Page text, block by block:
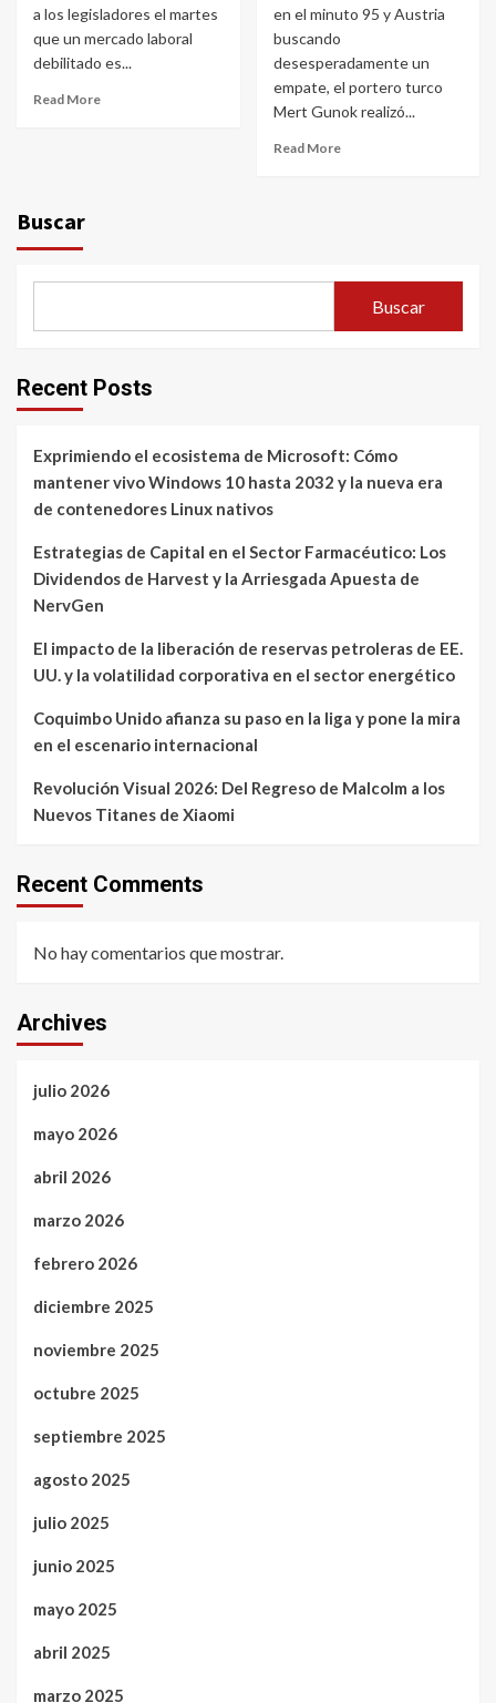
a los legisladores el martes
que un mercado laboral
debilitado es...
Read More
en el minuto 95 y Austria
buscando
desesperadamente un
empate, el portero turco
Mert Gunok realizó...
Read More
Buscar
Buscar
Recent Posts
Exprimiendo el ecosistema de Microsoft: Cómo
mantener vivo Windows 10 hasta 2032 y la nueva era
de contenedores Linux nativos
Estrategias de Capital en el Sector Farmacéutico: Los
Dividendos de Harvest y la Arriesgada Apuesta de
NervGen
El impacto de la liberación de reservas petroleras de EE.
UU. y la volatilidad corporativa en el sector energético
Coquimbo Unido afianza su paso en la liga y pone la mira
en el escenario internacional
Revolución Visual 2026: Del Regreso de Malcolm a los
Nuevos Titanes de Xiaomi
Recent Comments
No hay comentarios que mostrar.
Archives
julio 2026
mayo 2026
abril 2026
marzo 2026
febrero 2026
diciembre 2025
noviembre 2025
octubre 2025
septiembre 2025
agosto 2025
julio 2025
junio 2025
mayo 2025
abril 2025
marzo 2025